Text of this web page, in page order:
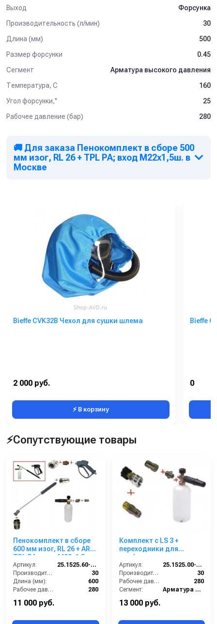
Выход
Форсунка
Производительность (л/мин)
30
Длина (мм)
500
Размер форсунки
0.45
Сегмент
Арматура высокого давления
Температура, C
160
Угол форсунки,°
25
Рабочее давление (бар)
280
🚚 Для заказа Пенокомплект в сборе 500
мм изог, RL 26 + TPL РА; вход М22х1,5ш. в
Москве
Bieffe CVK32B Чехол для сушки шлема
2 000 руб.
⚡ В корзину
Bieffe
0
⚡Сопутствующие товары
Пенокомплект в сборе
600 мм изог, RL 26 + ARS
TPL РА; вход М22х1,5ш.
Артикул:
25.1525.60-P26 -6-TPL
Производительность (л/мин):
30
Длина (мм):
600
Рабочее давление (бар):
280
11 000 руб.
Комплект с LS 3 +
переходники для
профессионального
пистолета Karcher c
ARS220.
Артикул:
25.1525.00-KPK - 220
Производительность (л/мин):
30
Рабочее давление (бар):
280
Сегмент:
Арматура высокого давления
Температура, C:
13 000 руб.